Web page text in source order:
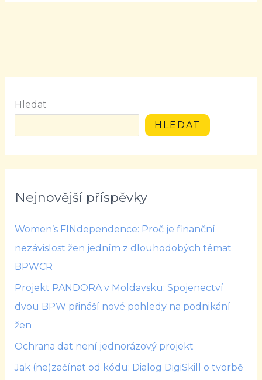
Hledat
HLEDAT
Nejnovější příspěvky
Women’s FINdependence: Proč je finanční
nezávislost žen jedním z dlouhodobých témat
BPWCR
Projekt PANDORA v Moldavsku: Spojenectví
dvou BPW přináší nové pohledy na podnikání
žen
Ochrana dat není jednorázový projekt
Jak (ne)začínat od kódu: Dialog DigiSkill o tvorbě